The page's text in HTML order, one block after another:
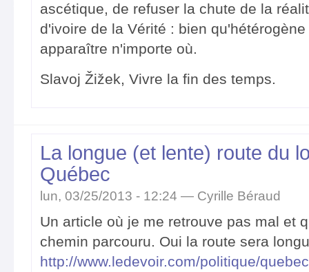
ascétique, de refuser la chute de la
d'ivoire de la Vérité : bien
apparaître n'importe où.
Slavoj Žižek, Vivre la fin des temps.
La longue (et lente) route du
Québec
lun, 03/25/2013 - 12:24 — Cyrille Béraud
Un article où je me retrouve pas mal et
chemin parcouru. Oui la route sera
http://www.ledevoir.com/politique/